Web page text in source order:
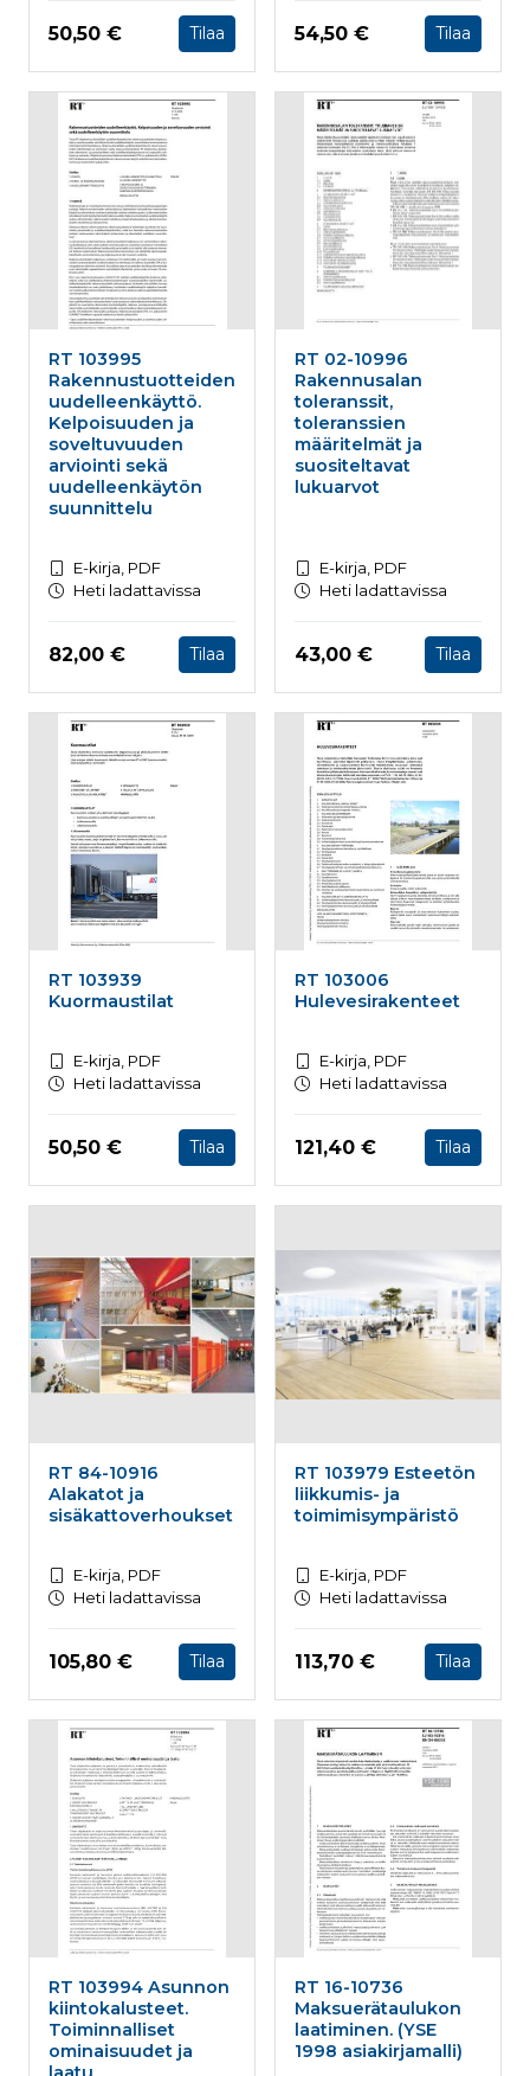
Hinta nyt
50,50 € Tilaa Hinta nyt
54,50 € Tilaa
RT 103995
Rakennustuotteiden
uudelleenkäyttö.
Kelpoisuuden ja
soveltuvuuden
arviointi sekä
uudelleenkäytön
suunnittelu
E-kirja, PDF
Heti ladattavissa
Hinta nyt
82,00 € Tilaa
RT 02-10996
Rakennusalan
toleranssit,
toleranssien
määritelmät ja
suositeltavat
lukuarvot
E-kirja, PDF
Heti ladattavissa
Hinta nyt
43,00 € Tilaa
RT 103939
Kuormaustilat
E-kirja, PDF
Heti ladattavissa
Hinta nyt
50,50 € Tilaa
RT 103006
Hulevesirakenteet
E-kirja, PDF
Heti ladattavissa
Hinta nyt
121,40 € Tilaa
RT 84-10916
Alakatot ja
sisäkattoverhoukset
E-kirja, PDF
Heti ladattavissa
Hinta nyt
105,80 € Tilaa
RT 103979 Esteetön
liikkumis- ja
toimimisympäristö
E-kirja, PDF
Heti ladattavissa
Hinta nyt
113,70 € Tilaa
RT 103994 Asunnon
kiintokalusteet.
Toiminnalliset
ominaisuudet ja
RT 16-10736
Maksuerätaulukon
laatiminen. (YSE
1998 asiakirjamalli)